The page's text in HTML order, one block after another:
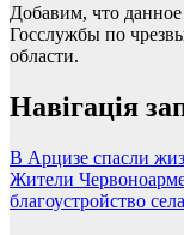
Добавим, что данное
Госслужбы по
области.
Навігація
В Арцизе спасли
Жители
благоустройство